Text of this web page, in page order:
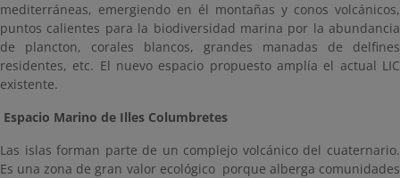
mediterráneas, emergiendo en él montañas y conos volcánicos,
puntos calientes para la biodiversidad marina por la abundancia
de plancton, corales blancos, grandes manadas de delfines
residentes, etc. El nuevo espacio propuesto amplía el actual LIC
existente.
Espacio Marino de Illes Columbretes
Las islas forman parte de un complejo volcánico del cuaternario.
Es una zona de gran valor ecológico porque alberga comunidades